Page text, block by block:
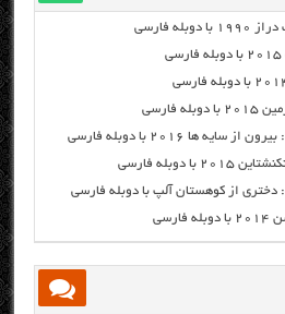
فارسی
فارسی
ها ۲۰۱۶ با دوبله فارسی
دوبله فارسی
دختری از کوهستان آلپ با دوبله فارسی